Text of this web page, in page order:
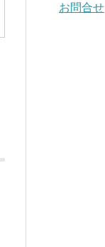
お問合せ